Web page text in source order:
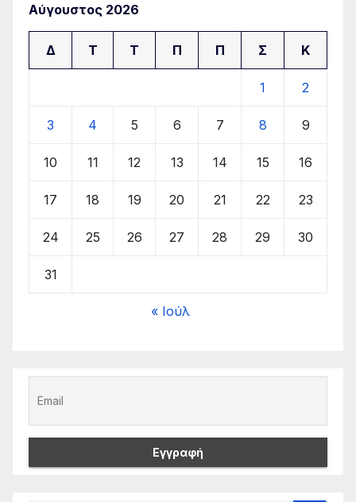
Αύγουστος 2026
Δ Τ Τ Π Π Σ Κ
1 2
3 4 5 6 7 8 9
10 11 12 13 14 15 16
17 18 19 20 21 22 23
24 25 26 27 28 29 30
31
« Ιούλ